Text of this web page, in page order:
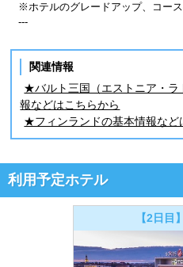
※ホテルのグレードアップ、コー
---
関連情報
★バルト三国（エストニア・ラ
報などはこちらから
★フィンランドの基本情報など
利用予定ホテル
【2日目